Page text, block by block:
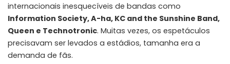
internacionais inesquecíveis de bandas como
Information Society, A-ha, KC and the Sunshine Band,
Queen e Technotronic. Muitas vezes, os espetáculos
precisavam ser levados a estádios, tamanha era a
demanda de fãs.